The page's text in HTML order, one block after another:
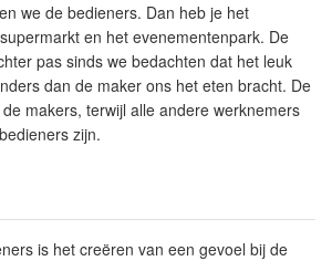
we de bedieners. Dan heb je het
en het evenementenpark. De
pas sinds we bedachten dat het leuk
dan de maker ons het eten bracht. De
makers, terwijl alle andere werknemers
zijn.
is het creëren van een gevoel bij de